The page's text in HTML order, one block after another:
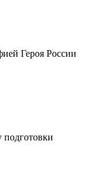
Героя России
подготовки